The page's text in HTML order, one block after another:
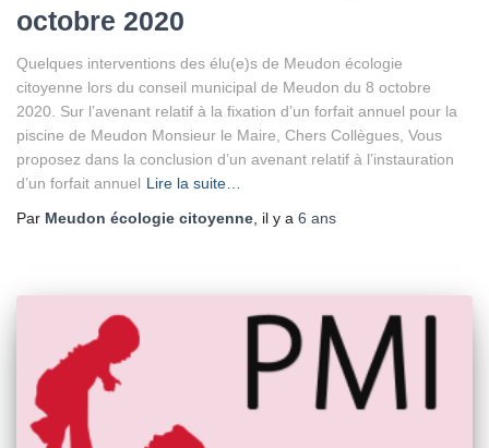
octobre 2020
Quelques interventions des élu(e)s de Meudon écologie
citoyenne lors du conseil municipal de Meudon du 8 octobre
2020. Sur l’avenant relatif à la fixation d’un forfait annuel pour la
piscine de Meudon Monsieur le Maire, Chers Collègues, Vous
proposez dans la conclusion d’un avenant relatif à l’instauration
d’un forfait annuel Lire la suite…
Par Meudon écologie citoyenne , il y a 6 ans